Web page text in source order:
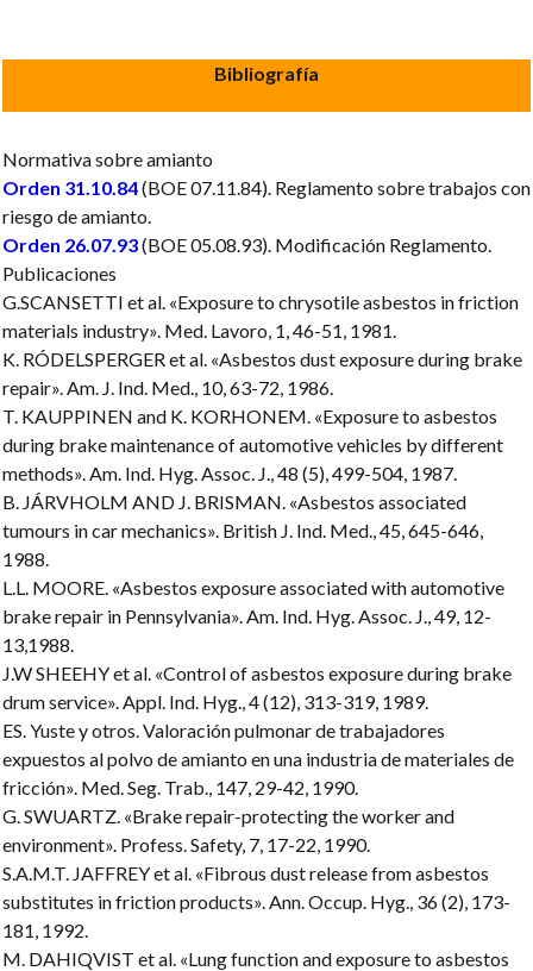
Bibliografía
Normativa sobre amianto
Orden 31.10.84(BOE 07.11.84). Reglamento sobre trabajos con
riesgo de amianto.
Orden 26.07.93(BOE 05.08.93). Modificación Reglamento.
Publicaciones
G.SCANSETTI et al. «Exposure to chrysotile asbestos in friction
materials industry». Med. Lavoro, 1, 46-51, 1981.
K. RÓDELSPERGER et al. «Asbestos dust exposure during brake
repair». Am. J. Ind. Med., 10, 63-72, 1986.
T. KAUPPINEN and K. KORHONEM. «Exposure to asbestos
during brake maintenance of automotive vehicles by different
methods». Am. Ind. Hyg. Assoc. J., 48 (5), 499-504, 1987.
B. JÁRVHOLM AND J. BRISMAN. «Asbestos associated
tumours in car mechanics». British J. Ind. Med., 45, 645-646,
1988.
L.L. MOORE. «Asbestos exposure associated with automotive
brake repair in Pennsylvania». Am. Ind. Hyg. Assoc. J., 49, 12-
13,1988.
J.W SHEEHY et al. «Control of asbestos exposure during brake
drum service». Appl. Ind. Hyg., 4 (12), 313-319, 1989.
ES. Yuste y otros. Valoración pulmonar de trabajadores
expuestos al polvo de amianto en una industria de materiales de
fricción». Med. Seg. Trab., 147, 29-42, 1990.
G. SWUARTZ. «Brake repair-protecting the worker and
environment». Profess. Safety, 7, 17-22, 1990.
S.A.M.T. JAFFREY et al. «Fibrous dust release from asbestos
substitutes in friction products». Ann. Occup. Hyg., 36 (2), 173-
181, 1992.
M. DAHIQVIST et al. «Lung function and exposure to asbestos